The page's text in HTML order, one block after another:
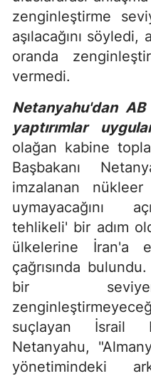
zenginleştirme
aşılacağını
oranda
vermedi.
Netanyahu'dan
yaptırımlar
olağan kabine
Başbakanı
imzalanan nükleer
uymayacağını
tehlikeli' bir adım
ülkelerine İran'a
çağrısında
bir
suçlayan İsrail
Netanyahu,
yönetimindeki